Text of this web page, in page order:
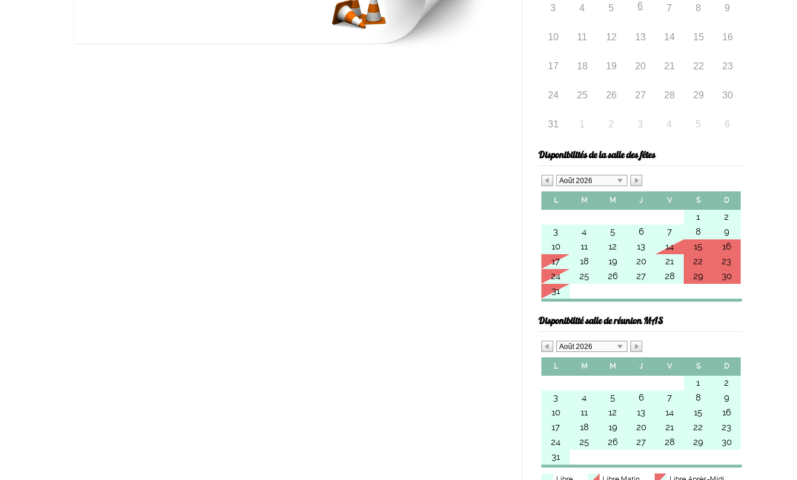
3 4 5 6 7 8 9
10 11 12 13 14 15 16
17 18 19 20 21 22 23
24 25 26 27 28 29 30
31 1 2 3 4 5 6
Disponibilités de la salle des fêtes
Août 2026
L M M J V S D
1
2
3
4 5 6 7 8
9
10
11 12 13 14 15
16
17
18 19 20 21 22
23
24
25 26 27 28 29
30
31
Disponibilité salle de réunion MAS
Août 2026
L M M J V S D
1
2
3
4 5 6 7 8
9
10
11 12 13 14 15
16
17
18 19 20 21 22
23
24
25 26 27 28 29
30
31